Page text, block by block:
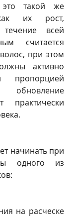
такой же
их рост,
всей
считается
при этом
активно
обновление
практически
начинать при
одного из
на расческе